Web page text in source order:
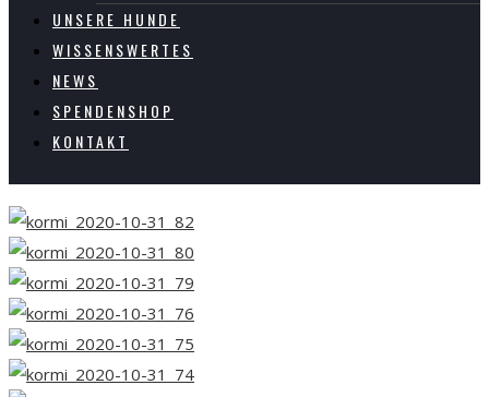
UNSERE HUNDE
WISSENSWERTES
NEWS
SPENDENSHOP
KONTAKT